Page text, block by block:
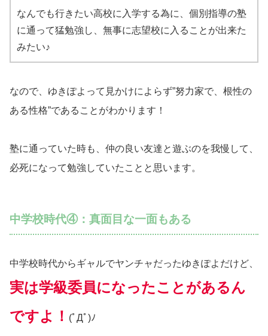
なんでも行きたい高校に入学する為に、個別指導の塾
に通って猛勉強し、無事に志望校に入ることが出来た
みたい♪
なので、ゆきぽよって見かけによらず”努力家で、根性の
ある性格”であることがわかります！
塾に通っていた時も、仲の良い友達と遊ぶのを我慢して、
必死になって勉強していたことと思います。
中学校時代④：真面目な一面もある
中学校時代からギャルでヤンチャだったゆきぽよだけど、
実は学級委員になったことがあるん
ですよ！ (ﾟДﾟ)ﾉ